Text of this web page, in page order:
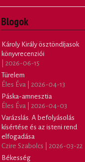
Blogok
Károly Király ösztöndíjasok
könyvrecenziói
| 2026-06-15
Türelem
Éles Éva | 2026-04-13
Páska-amnesztia
Éles Éva | 2026-04-03
Varázslás. A befolyásolás
kísértése és az isteni rend
elfogadása
Czire Szabolcs | 2026-03-22
Békesség